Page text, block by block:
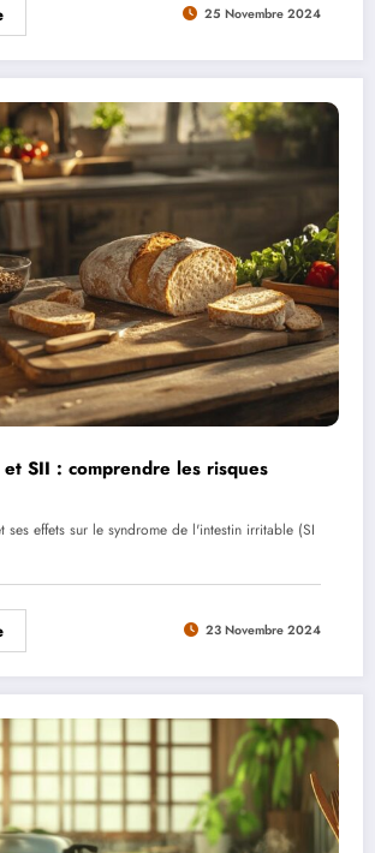
25 Novembre 2024
et SII : comprendre les risques
ses effets sur le syndrome de l'intestin irritable (SI
23 Novembre 2024